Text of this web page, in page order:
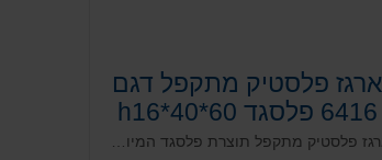
ארגז פלסטיק מתקפל דגם
6416 פלסגד h16*40*60